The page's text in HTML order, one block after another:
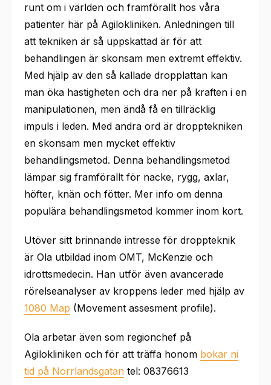
runt om i världen och framförallt hos våra
patienter här på Agilokliniken. Anledningen till
att tekniken är så uppskattad är för att
behandlingen är skonsam men extremt effektiv.
Med hjälp av den så kallade dropplattan kan
man öka hastigheten och dra ner på kraften i en
manipulationen, men ändå få en tillräcklig
impuls i leden. Med andra ord är dropptekniken
en skonsam men mycket effektiv
behandlingsmetod. Denna behandlingsmetod
lämpar sig framförallt för nacke, rygg, axlar,
höfter, knän och fötter. Mer info om denna
populära behandlingsmetod kommer inom kort.
Utöver sitt brinnande intresse för droppteknik
är Ola utbildad inom OMT, McKenzie och
idrottsmedecin. Han utför även avancerade
rörelseanalyser av kroppens leder med hjälp av
1080 Map (Movement assesment profile).
Ola arbetar även som regionchef på
Agilokliniken och för att träffa honom bokar ni
tid på Norrlandsgatan tel: 08376613